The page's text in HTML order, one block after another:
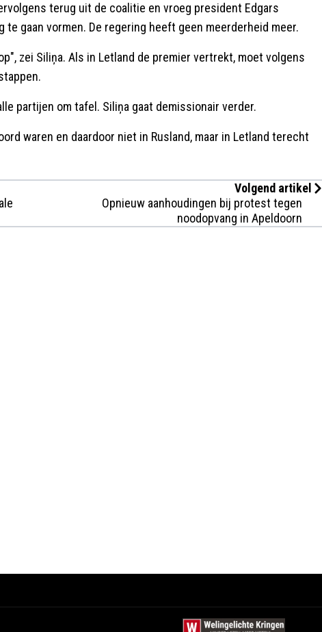
terug uit de coalitie en vroeg president Edgars
te gaan vormen. De regering heeft geen meerderheid meer.
zei Siliņa. Als in Letland de premier vertrekt, moet volgens
partijen om tafel. Siliņa gaat demissionair verder.
waren en daardoor niet in Rusland, maar in Letland terecht
Volgend artikel
Opnieuw aanhoudingen bij protest tegen
noodopvang in Apeldoorn